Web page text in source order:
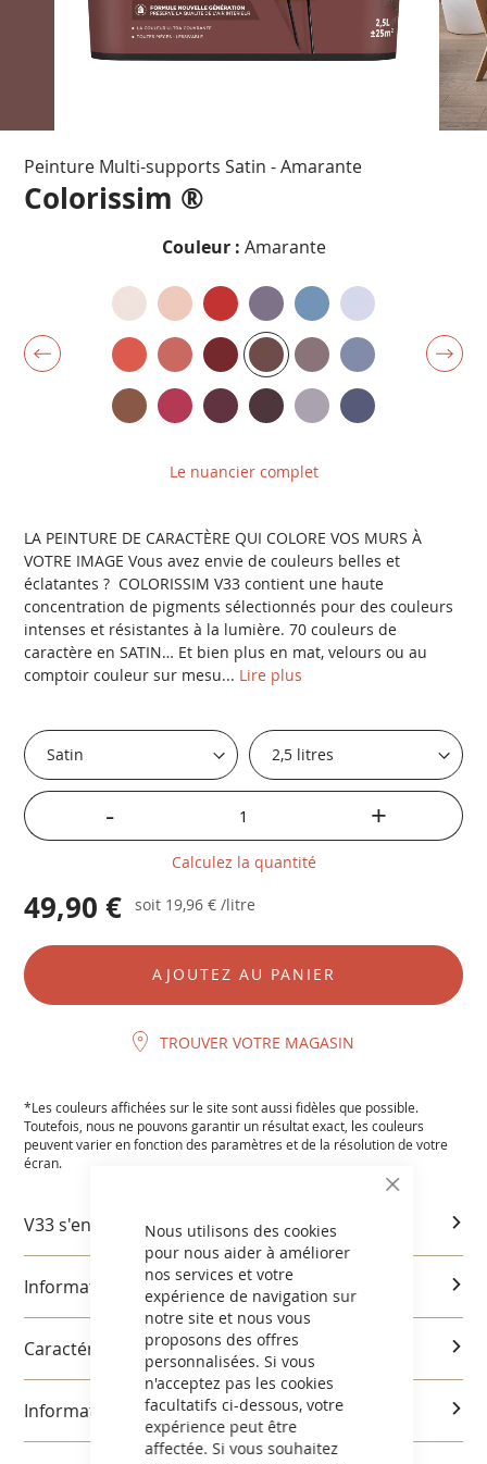
CLOSE
COOKIE
Nous utilisons des cookies
pour nous aider à améliorer
nos services et votre
expérience de navigation sur
notre site et nous vous
proposons des offres
personnalisées. Si vous
n'acceptez pas les cookies
facultatifs ci-dessous, votre
expérience peut être
affectée. Si vous souhaitez
début
Peinture Multi-supports Satin - Amarante
Colorissim ®
Couleur : Amarante
Le nuancier complet
LA PEINTURE DE CARACTÈRE QUI COLORE VOS MURS À
VOTRE IMAGE Vous avez envie de couleurs belles et
éclatantes ? COLORISSIM V33 contient une haute
concentration de pigments sélectionnés pour des couleurs
intenses et résistantes à la lumière. 70 couleurs de
caractère en SATIN… Et bien plus en mat, velours ou au
comptoir couleur sur mesu... Lire plus
- +
Calculez la quantité
49,90 € soit 19,96 € /litre
AJOUTEZ AU PANIER
TROUVER VOTRE MAGASIN
*Les couleurs affichées sur le site sont aussi fidèles que possible.
Toutefois, nous ne pouvons garantir un résultat exact, les couleurs
peuvent varier en fonction des paramètres et de la résolution de votre
écran.
V33 s'engage
Informations produits
Caractéristiques et utilisation
Informations réglementaires